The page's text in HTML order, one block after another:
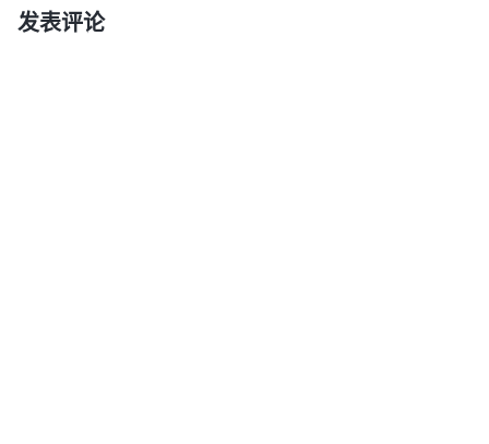
罪、咒诅，打到了无底深坑。我陷入了痛苦的熬炼
发表评论